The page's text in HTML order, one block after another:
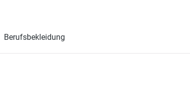
Berufsbekleidung